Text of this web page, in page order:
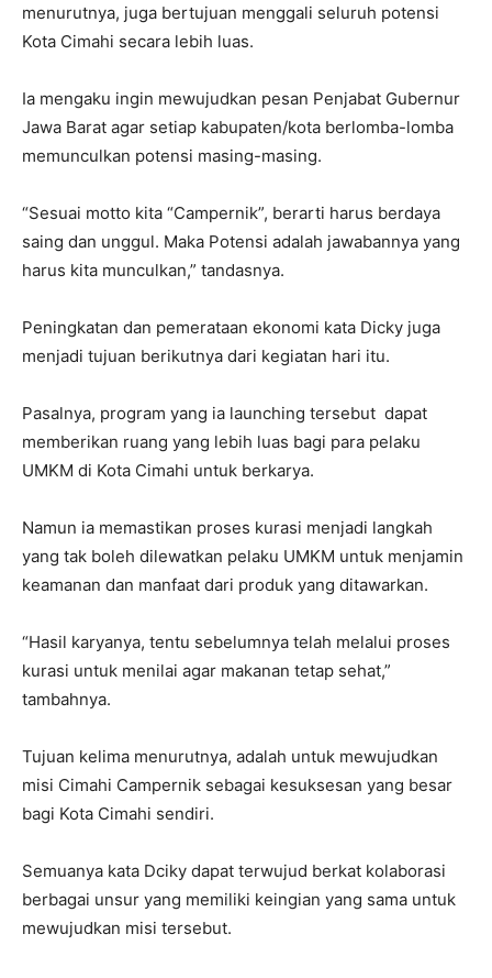
menurutnya, juga bertujuan menggali seluruh potensi
Kota Cimahi secara lebih luas.
Ia mengaku ingin mewujudkan pesan Penjabat Gubernur
Jawa Barat agar setiap kabupaten/kota berlomba-lomba
memunculkan potensi masing-masing.
“Sesuai motto kita “Campernik”, berarti harus berdaya
saing dan unggul. Maka Potensi adalah jawabannya yang
harus kita munculkan,” tandasnya.
Peningkatan dan pemerataan ekonomi kata Dicky juga
menjadi tujuan berikutnya dari kegiatan hari itu.
Pasalnya, program yang ia launching tersebut dapat
memberikan ruang yang lebih luas bagi para pelaku
UMKM di Kota Cimahi untuk berkarya.
Namun ia memastikan proses kurasi menjadi langkah
yang tak boleh dilewatkan pelaku UMKM untuk menjamin
keamanan dan manfaat dari produk yang ditawarkan.
“Hasil karyanya, tentu sebelumnya telah melalui proses
kurasi untuk menilai agar makanan tetap sehat,”
tambahnya.
Tujuan kelima menurutnya, adalah untuk mewujudkan
misi Cimahi Campernik sebagai kesuksesan yang besar
bagi Kota Cimahi sendiri.
Semuanya kata Dciky dapat terwujud berkat kolaborasi
berbagai unsur yang memiliki keingian yang sama untuk
mewujudkan misi tersebut.